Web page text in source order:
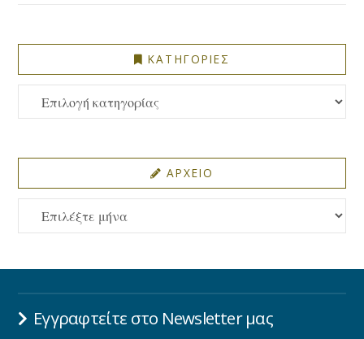
ΚΑΤΗΓΟΡΙΕΣ
ΚΑΤΗΓΟΡΙΕΣ
ΑΡΧΕΙΟ
ΑΡΧΕΙΟ
Εγγραφτείτε στο Newsletter μας